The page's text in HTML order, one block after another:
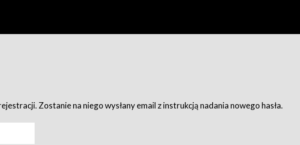
Zostanie na niego wysłany email z instrukcją nadania nowego hasła.